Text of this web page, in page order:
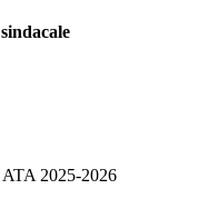
ATA 2025-2026